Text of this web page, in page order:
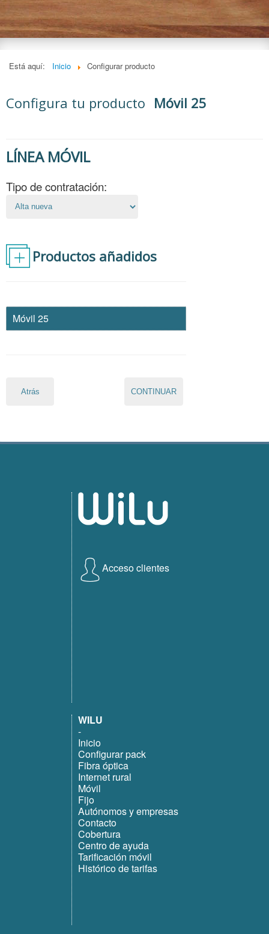
Está aquí: Inicio Configurar producto
Configura tu producto Móvil 25
LÍNEA MÓVIL
Tipo de contratación:
Productos añadidos
Móvil 25
Acceso clientes
WILU
-
Inicio
Configurar pack
Fibra óptica
Internet rural
Móvil
Fijo
Autónomos y empresas
Contacto
Cobertura
Centro de ayuda
Tarificación móvil
Histórico de tarifas